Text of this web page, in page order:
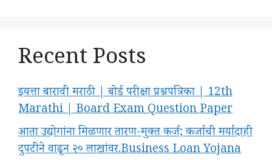
Recent Posts
इयत्ता बारावी मराठी | बोर्ड परीक्षा प्रश्नपत्रिका | 12th
Marathi | Board Exam Question Paper
आता उद्योगांना मिळणार तारण-मुक्त कर्ज; कर्जाची मर्यादाही
दुपटीने वाढून २० लाखांवर.Business Loan Yojana